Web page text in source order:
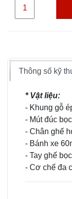
Thông số kỹ
* Vật liệu:
- Khung gỗ
- Mút đúc
- Chân ghế
- Bánh xe
- Tay ghế
- Cơ chế đa